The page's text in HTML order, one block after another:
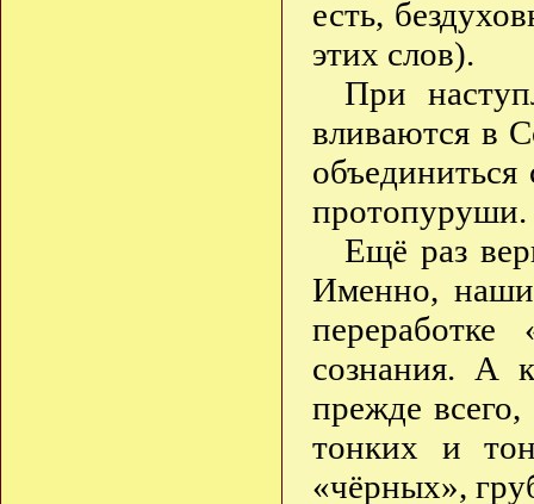
есть,
этих слов).
При
вливаются в
протопуруши.
Ещё раз
Именно,
сознания. А
прежде
тонких и
«чёрных»,